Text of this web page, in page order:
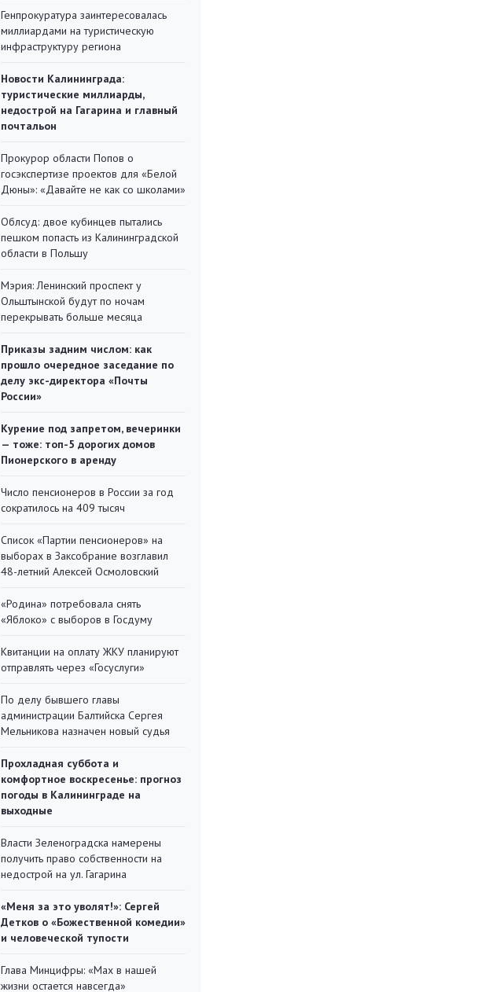
Генпрокуратура заинтересовалась
миллиардами на туристическую
инфраструктуру региона
Новости Калининграда:
туристические миллиарды,
недострой на Гагарина и главный
почтальон
Прокурор области Попов о
госэкспертизе проектов для «Белой
Дюны»: «Давайте не как со школами»
Облсуд: двое кубинцев пытались
пешком попасть из Калининградской
области в Польшу
Мэрия: Ленинский проспект у
Ольштынской будут по ночам
перекрывать больше месяца
Приказы задним числом: как
прошло очередное заседание по
делу экс-директора «Почты
России»
Курение под запретом, вечеринки
— тоже: топ-5 дорогих домов
Пионерского в аренду
Число пенсионеров в России за год
сократилось на 409 тысяч
Список «Партии пенсионеров» на
выборах в Заксобрание возглавил
48-летний Алексей Осмоловский
«Родина» потребовала снять
«Яблоко» с выборов в Госдуму
Квитанции на оплату ЖКУ планируют
отправлять через «Госуслуги»
По делу бывшего главы
администрации Балтийска Сергея
Мельникова назначен новый судья
Прохладная суббота и
комфортное воскресенье: прогноз
погоды в Калининграде на
выходные
Власти Зеленоградска намерены
получить право собственности на
недострой на ул. Гагарина
«Меня за это уволят!»: Сергей
Детков о «Божественной комедии»
и человеческой тупости
Глава Минцифры: «Мах в нашей
жизни остается навсегда»